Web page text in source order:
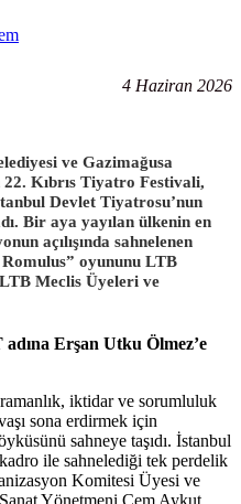
4 Haziran 2026
ve Gazimağusa
Kıbrıs Tiyatro Festivali,
Devlet Tiyatrosu’nun
Bir aya yayılan ülkenin en
açılışında sahnelenen
oyununu LTB
Meclis Üyeleri ve
Erşan Utku Ölmez’e
iktidar ve sorumluluk
sona erdirmek için
sahneye taşıdı. İstanbul
ile sahnelediği tek perdelik
Komitesi Üyesi ve